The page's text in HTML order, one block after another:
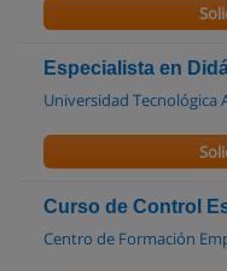
Especialista en
Universidad Tecnológica
Curso de Control
Centro de Formación